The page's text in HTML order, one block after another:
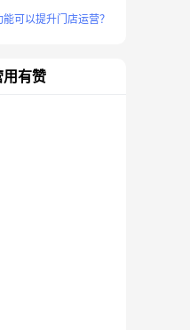
可以提升门店运营？
有赞